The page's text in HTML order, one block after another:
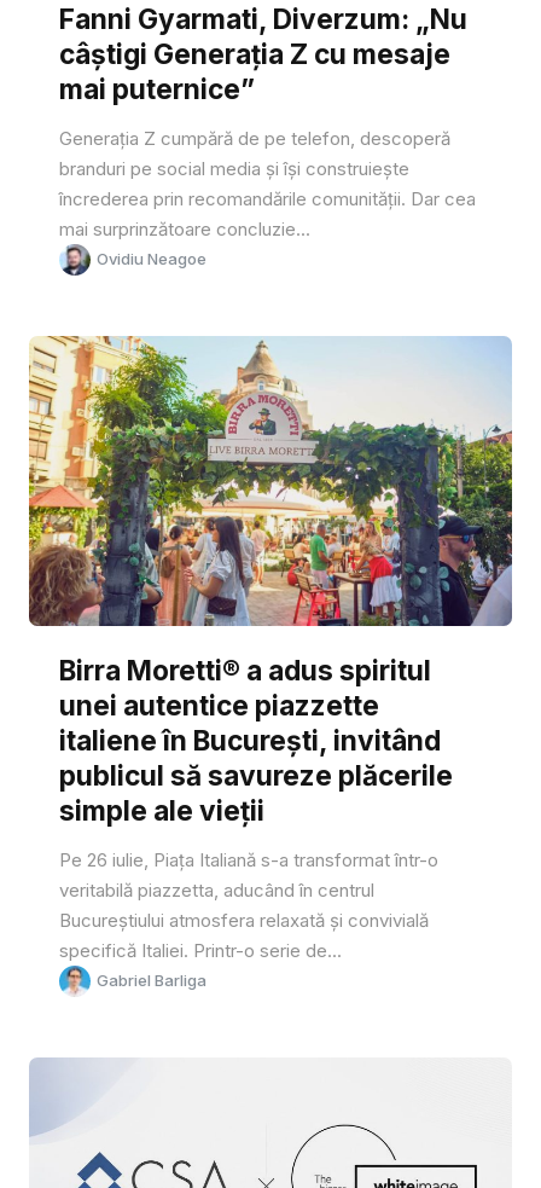
Fanni Gyarmati, Diverzum: „Nu
câștigi Generația Z cu mesaje
mai puternice”
Generația Z cumpără de pe telefon, descoperă
branduri pe social media și își construiește
încrederea prin recomandările comunității. Dar cea
mai surprinzătoare concluzie...
Ovidiu Neagoe
Birra Moretti® a adus spiritul
unei autentice piazzette
italiene în București, invitând
publicul să savureze plăcerile
simple ale vieții
Pe 26 iulie, Piața Italiană s-a transformat într-o
veritabilă piazzetta, aducând în centrul
Bucureștiului atmosfera relaxată și convivială
specifică Italiei. Printr-o serie de...
Gabriel Barliga